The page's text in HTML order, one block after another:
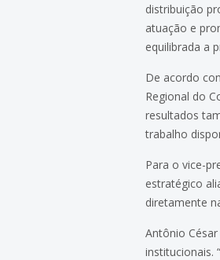
distribuição
atuação e
equilibrada a
De acordo
Regional do
resultados
trabalho
Para o vice-
estratégico
diretamente
Antônio
institucionais.